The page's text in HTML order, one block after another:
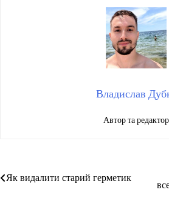
Владислав
Автор та редактор
Навігація
Як видалити старий герметик